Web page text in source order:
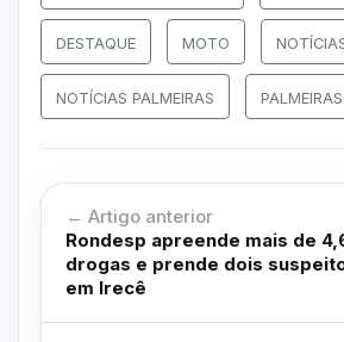
DESTAQUE MOTO
NOTÍCIAS PALMEIRAS PALMEIRAS
← Artigo anterior
Rondesp apreende mais de
drogas e prende dois
em Irecê